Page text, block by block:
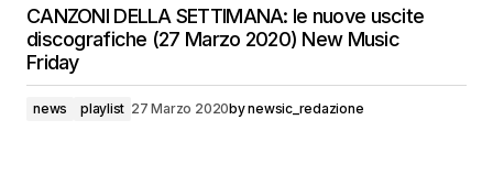
CANZONI DELLA SETTIMANA: le nuove uscite
discografiche (27 Marzo 2020) New Music
Friday
news playlist 27 Marzo 2020bynewsic_redazione